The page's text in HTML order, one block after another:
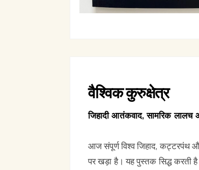
वैश्विक कुरुक्षेत्र
जिहादी आतंकवाद, सामरिक लालच
आज संपूर्ण विश्व जिहाद, कट्टरपंथ
पर खड़ा है। यह पुस्तक सिद्ध करती